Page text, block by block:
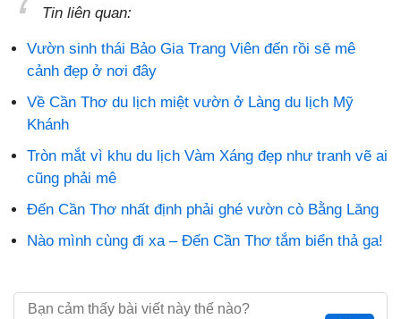
Tin liên quan:
Vườn sinh thái Bảo Gia Trang Viên đến rồi sẽ mê
cảnh đẹp ở nơi đây
Về Cần Thơ du lịch miệt vườn ở Làng du lịch Mỹ
Khánh
Tròn mắt vì khu du lịch Vàm Xáng đẹp như tranh vẽ ai
cũng phải mê
Đến Cần Thơ nhất định phải ghé vườn cò Bằng Lăng
Nào mình cùng đi xa – Đến Cần Thơ tắm biển thả ga!